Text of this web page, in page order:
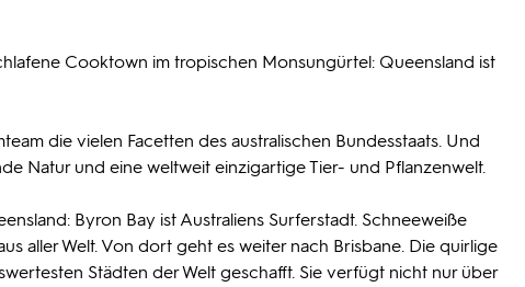
Cooktown im tropischen Monsungürtel: Queensland ist
die vielen Facetten des australischen Bundesstaats. Und
Natur und eine weltweit einzigartige Tier- und Pflanzenwelt.
Byron Bay ist Australiens Surferstadt. Schneeweiße
aller Welt. Von dort geht es weiter nach Brisbane. Die quirlige
Städten der Welt geschafft. Sie verfügt nicht nur über